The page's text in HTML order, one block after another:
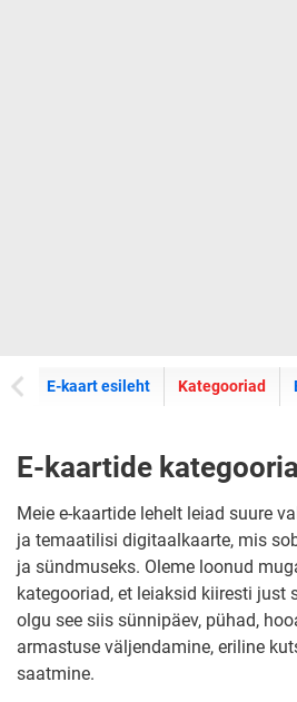
E-kaart esileht E-kaartide
Kategooriad
E-kaartide
Meie e-kaartide lehelt leiad suure
ja temaatilisi digitaalkaarte, mis
ja sündmuseks. Oleme loonud
kategooriad, et leiaksid kiiresti just
olgu see siis sünnipäev, pühad,
armastuse väljendamine, eriline
saatmine.